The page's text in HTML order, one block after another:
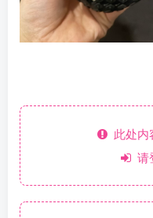
此处内
请